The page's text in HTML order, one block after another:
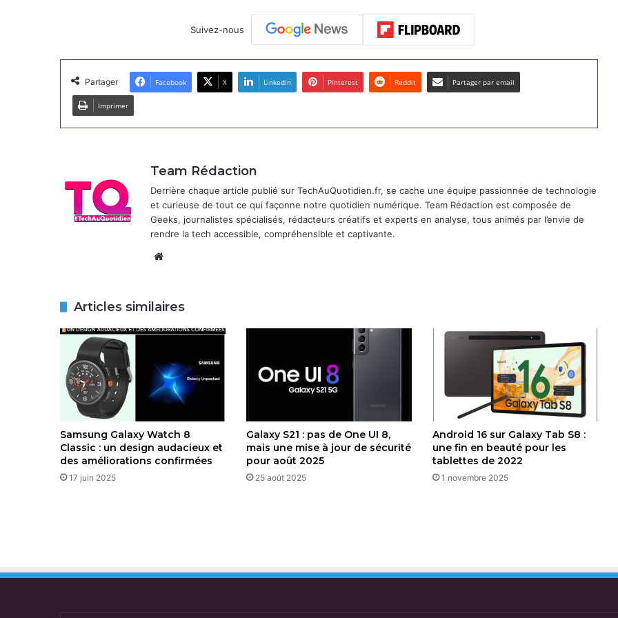
Suivez-nous
Partager Facebook X Linkedin Pinterest Reddit Partager par email
Imprimer
Team Rédaction
Derrière chaque article publié sur TechAuQuotidien.fr, se cache une équipe passionnée de technologie
et curieuse de tout ce qui façonne notre quotidien numérique. Team Rédaction est composée de
Geeks, journalistes spécialisés, rédacteurs créatifs et experts en analyse, tous animés par l’envie de
rendre la tech accessible, compréhensible et captivante.
Articles similaires
Samsung Galaxy Watch 8
Classic : un design audacieux et
des améliorations confirmées
17 juin 2025
Galaxy S21 : pas de One UI 8,
mais une mise à jour de sécurité
pour août 2025
25 août 2025
Android 16 sur Galaxy Tab S8 :
une fin en beauté pour les
tablettes de 2022
1 novembre 2025